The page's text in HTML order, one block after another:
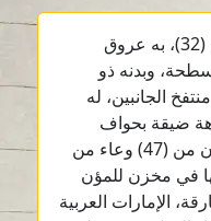
وعاء من المرمر (الألباستر) رقم (32)، به عروق
وبدنه ذو
الجانبين، له
ضيقة بحواف
غليظة. وجد ضمن مجموعة تتكون من (47) وعاء من
في مخزن للمؤن
الإمارات العربية